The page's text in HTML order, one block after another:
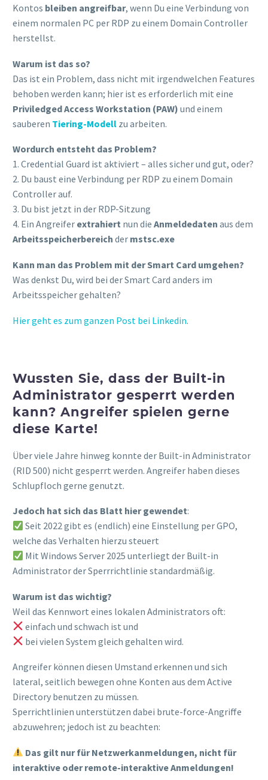
Kontos bleiben angreifbar, wenn Du eine Verbindung von
einem normalen PC per RDP zu einem Domain Controller
herstellst.
Warum ist das so?
Das ist ein Problem, dass nicht mit irgendwelchen Features
behoben werden kann; hier ist es erforderlich mit eine
Priviledged Access Workstation (PAW) und einem
sauberen Tiering-Modell zu arbeiten.
Wordurch entsteht das Problem?
1. Credential Guard ist aktiviert – alles sicher und gut, oder?
2. Du baust eine Verbindung per RDP zu einem Domain
Controller auf.
3. Du bist jetzt in der RDP-Sitzung
4. Ein Angreifer extrahiert nun die Anmeldedaten aus dem
Arbeitsspeicherbereich der mstsc.exe
Kann man das Problem mit der Smart Card umgehen?
Was denkst Du, wird bei der Smart Card anders im
Arbeitsspeicher gehalten?
Hier geht es zum ganzen Post bei Linkedin.
Wussten Sie, dass der Built-in
Administrator gesperrt werden
kann? Angreifer spielen gerne
diese Karte!
Über viele Jahre hinweg konnte der Built-in Administrator
(RID 500) nicht gesperrt werden. Angreifer haben dieses
Schlupfloch gerne genutzt.
Jedoch hat sich das Blatt hier gewendet:
Seit 2022 gibt es (endlich) eine Einstellung per GPO,
welche das Verhalten hierzu steuert
Mit Windows Server 2025 unterliegt der Built-in
Administrator der Sperrrichtlinie standardmäßig.
Warum ist das wichtig?
Weil das Kennwort eines lokalen Administrators oft:
einfach und schwach ist und
bei vielen System gleich gehalten wird.
Angreifer können diesen Umstand erkennen und sich
lateral, seitlich bewegen ohne Konten aus dem Active
Directory benutzen zu müssen.
Sperrichtlinien unterstützen dabei brute-force-Angriffe
abzuwehren; jedoch ist zu beachten:
Das gilt nur für Netzwerkanmeldungen, nicht für
interaktive oder remote-interaktive Anmeldungen!